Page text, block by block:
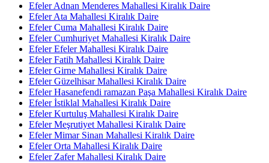
Efeler Adnan Menderes Mahallesi Kiralık Daire
Efeler Ata Mahallesi Kiralık Daire
Efeler Cuma Mahallesi Kiralık Daire
Efeler Cumhuriyet Mahallesi Kiralık Daire
Efeler Efeler Mahallesi Kiralık Daire
Efeler Fatih Mahallesi Kiralık Daire
Efeler Girne Mahallesi Kiralık Daire
Efeler Güzelhisar Mahallesi Kiralık Daire
Efeler Hasanefendi ramazan Paşa Mahallesi Kiralık Daire
Efeler İstiklal Mahallesi Kiralık Daire
Efeler Kurtuluş Mahallesi Kiralık Daire
Efeler Meşrutiyet Mahallesi Kiralık Daire
Efeler Mimar Sinan Mahallesi Kiralık Daire
Efeler Orta Mahallesi Kiralık Daire
Efeler Zafer Mahallesi Kiralık Daire